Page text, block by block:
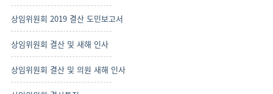
상임위원회 2019 결산 도민보고서
상임위원회 결산 및 새해 인사
상임위원회 결산 및 의원 새해 인사